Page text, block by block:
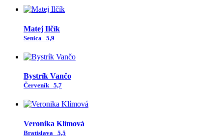
Matej Ilčík
Senica 5,9
Bystrík Vančo
Červeník 5,7
Veronika Klímová
Bratislava 5,5